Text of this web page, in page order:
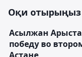
Оқи отырыңыз
Асылжан
победу во